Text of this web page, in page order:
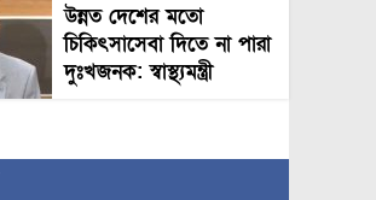
উন্নত দেশের মতো
চিকিৎসাসেবা দিতে না পারা
দুঃখজনক: স্বাস্থ্যমন্ত্রী